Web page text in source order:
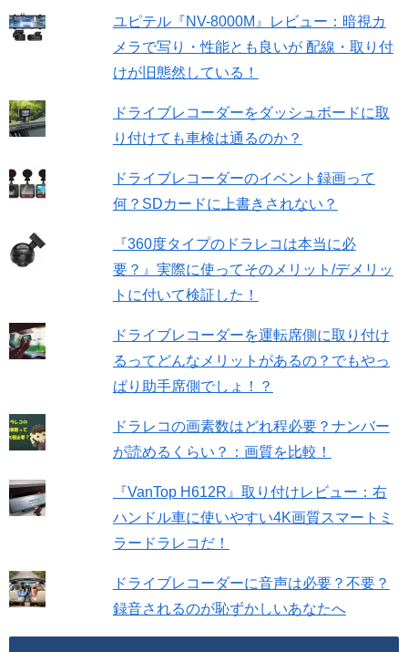
ユピテル『NV-8000M』レビュー：暗視カ
メラで写り・性能とも良いが 配線・取り付
けが旧態然している！
ドライブレコーダーをダッシュボードに取
り付けても車検は通るのか？
ドライブレコーダーのイベント録画って
何？SDカードに上書きされない？
『360度タイプのドラレコは本当に必
要？』実際に使ってそのメリット/デメリッ
トに付いて検証した！
ドライブレコーダーを運転席側に取り付け
るってどんなメリットがあるの？でもやっ
ぱり助手席側でしょ！？
ドラレコの画素数はどれ程必要？ナンバー
が読めるくらい？：画質を比較！
『VanTop H612R』取り付けレビュー：右
ハンドル車に使いやすい4K画質スマートミ
ラードラレコだ！
ドライブレコーダーに音声は必要？不要？
録音されるのが恥ずかしいあなたへ